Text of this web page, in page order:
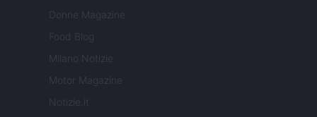
Donne Magazine
Food Blog
Milano Notizie
Motor Magazine
Notizie.it